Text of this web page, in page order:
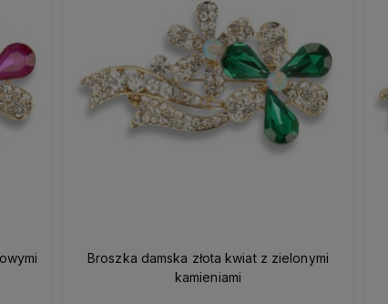
Broszka damska złota kwiat z zielonymi
kamieniami